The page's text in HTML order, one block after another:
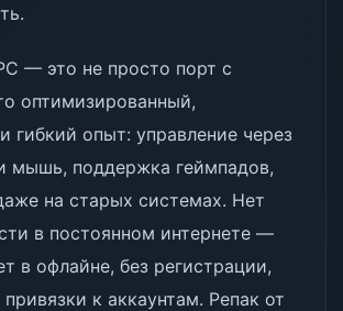
— это не просто порт с
оптимизированный,
гибкий опыт: управление через
мышь, поддержка геймпадов,
на старых системах. Нет
в постоянном интернете —
в офлайне, без регистрации,
привязки к аккаунтам. Репак от